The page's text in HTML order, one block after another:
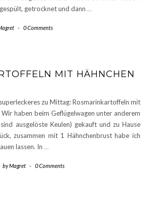
getrocknet und dann …
- 0 Comments
MIT HÄHNCHEN
zu Mittag: Rosmarinkartoffeln mit
haben beim Geflügelwagen unter anderem
ausgelöste Keulen) gekauft und zu Hause
zusammen mit 1 Hähnchenbrust habe ich
lassen. In …
byMagret - 0 Comments